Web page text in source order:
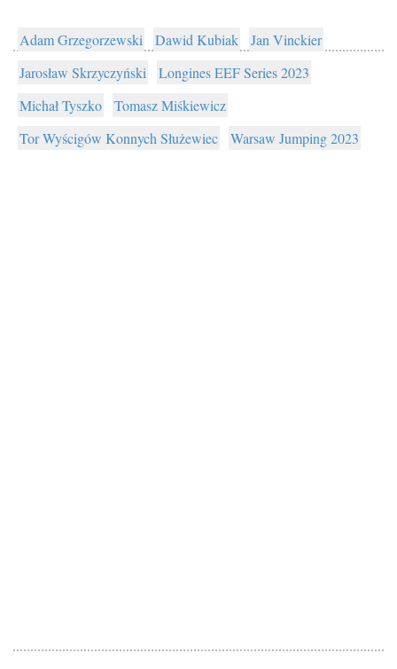
Adam Grzegorzewski Dawid Kubiak
Jan Vinckier
Jarosław Skrzyczyński
Longines EEF Series 2023
Michał Tyszko
Tomasz Miśkiewicz
Tor Wyścigów Konnych Służewiec
Warsaw Jumping 2023